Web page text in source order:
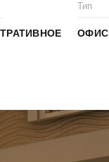
Тип
ОФИС